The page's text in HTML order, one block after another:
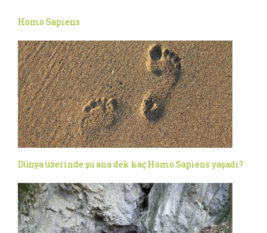
Homo Sapiens
Dünya üzerinde şu ana dek kaç Homo Sapiens yaşadı?